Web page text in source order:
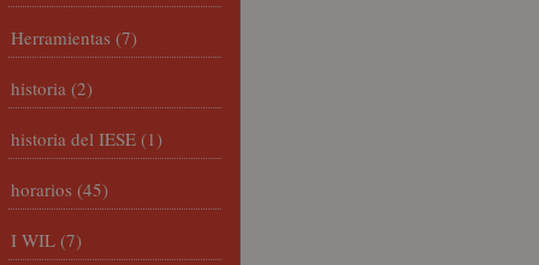
Herramientas (7)
historia (2)
historia del IESE (1)
horarios (45)
I WIL (7)